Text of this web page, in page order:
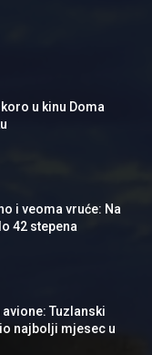
u kinu Doma
i veoma vruće: Na
42 stepena
Tuzlanski
najbolji mjesec u